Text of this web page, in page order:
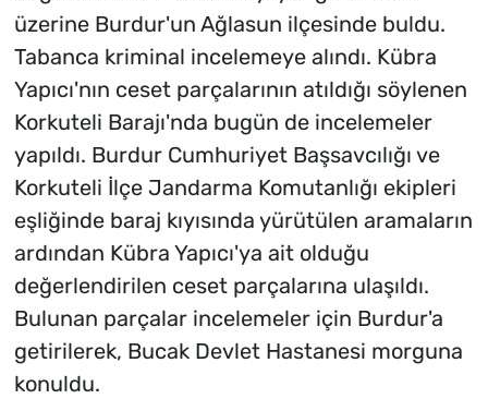
üzerine Burdur'un Ağlasun ilçesinde buldu.
Tabanca kriminal incelemeye alındı. Kübra
Yapıcı'nın ceset parçalarının atıldığı söylenen
Korkuteli Barajı'nda bugün de incelemeler
yapıldı. Burdur Cumhuriyet Başsavcılığı ve
Korkuteli İlçe Jandarma Komutanlığı ekipleri
eşliğinde baraj kıyısında yürütülen aramaların
ardından Kübra Yapıcı'ya ait olduğu
değerlendirilen ceset parçalarına ulaşıldı.
Bulunan parçalar incelemeler için Burdur'a
getirilerek, Bucak Devlet Hastanesi morguna
konuldu.